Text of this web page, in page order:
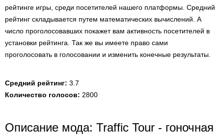
рейтинге игры, среди посетителей нашего платформы. Средний
рейтинг складывается путем математических вычислений. А
число проголосовавших покажет вам активность посетителей в
установки рейтинга. Так же вы имеете право сами
проголосовать в голосовании и изменить конечные результаты.
Средний рейтинг: 3.7
Количество голосов: 2800
Описание мода: Traffic Tour - гоночная